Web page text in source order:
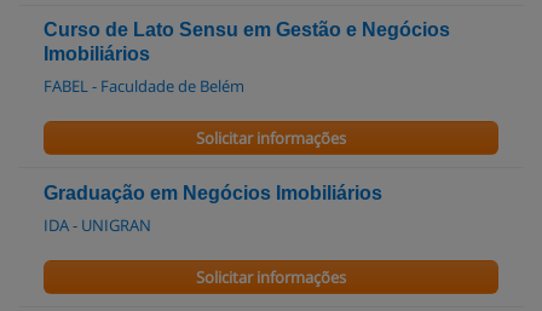
Curso de Lato Sensu em Gestão e Negócios
Imobiliários
FABEL - Faculdade de Belém
Solicitar informações
Graduação em Negócios Imobiliários
IDA - UNIGRAN
Solicitar informações